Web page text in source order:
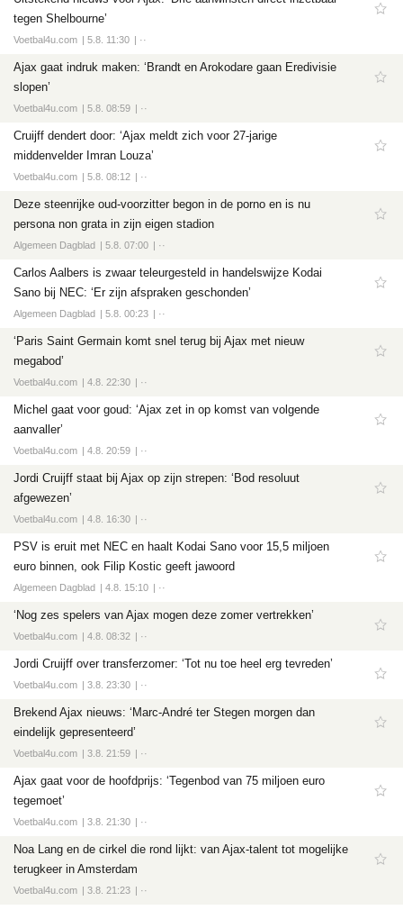
tegen Shelbourne’
Voetbal4u.com 5.8. 11:30 ··
Ajax gaat indruk maken: ‘Brandt en Arokodare gaan Eredivisie
slopen’
Voetbal4u.com 5.8. 08:59 ··
Cruijff dendert door: ‘Ajax meldt zich voor 27-jarige
middenvelder Imran Louza’
Voetbal4u.com 5.8. 08:12 ··
Deze steenrijke oud-voorzitter begon in de porno en is nu
persona non grata in zijn eigen stadion
Algemeen Dagblad 5.8. 07:00 ··
Carlos Aalbers is zwaar teleurgesteld in handelswijze Kodai
Sano bij NEC: ‘Er zijn afspraken geschonden’
Algemeen Dagblad 5.8. 00:23 ··
‘Paris Saint Germain komt snel terug bij Ajax met nieuw
megabod’
Voetbal4u.com 4.8. 22:30 ··
Michel gaat voor goud: ‘Ajax zet in op komst van volgende
aanvaller’
Voetbal4u.com 4.8. 20:59 ··
Jordi Cruijff staat bij Ajax op zijn strepen: ‘Bod resoluut
afgewezen’
Voetbal4u.com 4.8. 16:30 ··
PSV is eruit met NEC en haalt Kodai Sano voor 15,5 miljoen
euro binnen, ook Filip Kostic geeft jawoord
Algemeen Dagblad 4.8. 15:10 ··
‘Nog zes spelers van Ajax mogen deze zomer vertrekken’
Voetbal4u.com 4.8. 08:32 ··
Jordi Cruijff over transferzomer: ‘Tot nu toe heel erg tevreden’
Voetbal4u.com 3.8. 23:30 ··
Brekend Ajax nieuws: ‘Marc-André ter Stegen morgen dan
eindelijk gepresenteerd’
Voetbal4u.com 3.8. 21:59 ··
Ajax gaat voor de hoofdprijs: ‘Tegenbod van 75 miljoen euro
tegemoet’
Voetbal4u.com 3.8. 21:30 ··
Noa Lang en de cirkel die rond lijkt: van Ajax-talent tot mogelijke
terugkeer in Amsterdam
Voetbal4u.com 3.8. 21:23 ··